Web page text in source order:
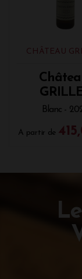
CHÂTEAU
Blanc -
A partir de